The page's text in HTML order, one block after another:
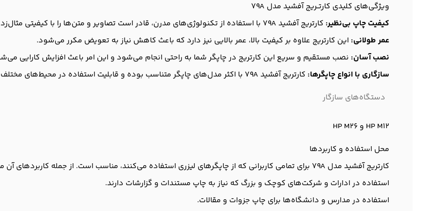
ویژگی‌های کلیدی کارتــریج آفشید مدل 79A
کیفیت چاپ بی‌نظیر: کارتریج آفشید 79A با استفاده از تکنولوژی‌های مدرن، قادر است تصاویر و متن‌ها را با کیفیتی مثال‌زدنی چاپ کند.
عمر طولانی: این کارتریج علاوه بر کیفیت بالا، عمر بالایی نیز دارد که باعث کاهش نیاز به تعویض مکرر می‌شود.
نصب آسان: نصب مستقیم و سریع این کارتریج در چاپگر شما به راحتی انجام می‌شود و این امر باعث افزایش کارایی
سازگاری با انواع چاپگرها: کارتریج آفشید 79A با اکثر مدل‌های چاپگر متناسب بوده و قابلیت استفاده در محیط‌های مختلف را دارد.
دستگاه‌های سازگار
HP M12 و HP M26
محل استفاده و کاربردها
کارتریج آفشید مدل 79A برای تمامی کاربرانی که از چاپگرهای لیزری استفاده می‌کنند، مناسب است. از جمله کاربردهای آن می‌توان به موارد زیر اشاره کرد:
استفاده در ادارات و شرکت‌های کوچک و بزرگ که نیاز به چاپ مستندات و گزارشات دارند.
استفاده در مدارس و دانشگاه‌ها برای چاپ جزوات و مقالات.